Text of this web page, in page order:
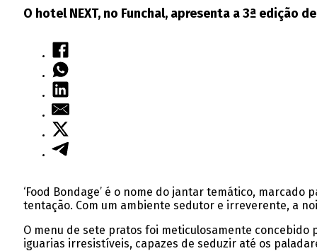
O hotel NEXT, no Funchal, apresenta a 3ª
‘Food Bondage’ é o nome do jantar temático,
tentação. Com um ambiente sedutor e irreverente, a
O menu de sete pratos foi meticulosamente concebido
iguarias irresistíveis, capazes de seduzir até os